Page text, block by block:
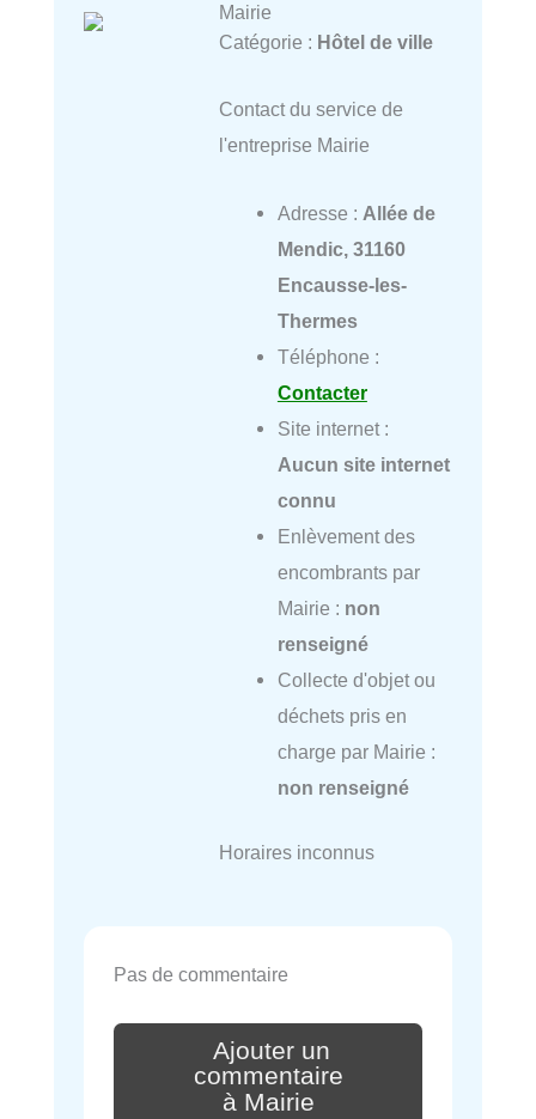
Mairie
Catégorie : Hôtel de ville
Contact du service de
l'entreprise Mairie
Adresse : Allée de
Mendic, 31160
Encausse-les-
Thermes
Téléphone :
Contacter
Site internet :
Aucun site internet
connu
Enlèvement des
encombrants par
Mairie : non
renseigné
Collecte d'objet ou
déchets pris en
charge par Mairie :
non renseigné
Horaires inconnus
Pas de commentaire
Ajouter un
commentaire
à Mairie